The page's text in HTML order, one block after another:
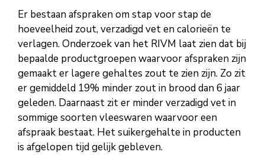
Er bestaan afspraken om stap voor stap de
hoeveelheid zout, verzadigd vet en calorieën te
verlagen. Onderzoek van het RIVM laat zien dat bij
bepaalde productgroepen waarvoor afspraken zijn
gemaakt er lagere gehaltes zout te zien zijn. Zo zit
er gemiddeld 19% minder zout in brood dan 6 jaar
geleden. Daarnaast zit er minder verzadigd vet in
sommige soorten vleeswaren waarvoor een
afspraak bestaat. Het suikergehalte in producten
is afgelopen tijd gelijk gebleven.